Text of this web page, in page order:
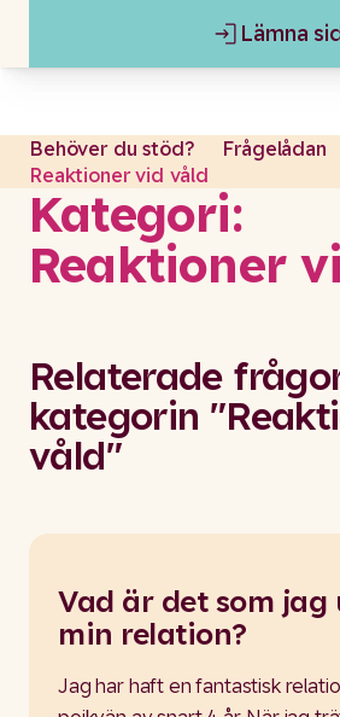
Gå till contentLämna sidan
Lämna
Behöver du stöd?
Frågelådan
Reaktioner vid våld
Kategori:
Reaktioner
Relaterade
kategorin
våld"
Vad är det som jag
min relation?
Jag har haft en fantastisk